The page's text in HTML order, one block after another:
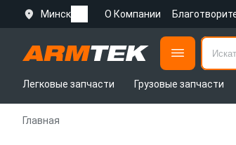
Минск О Компании
Легковые запчасти
Грузовые запчасти
Главная